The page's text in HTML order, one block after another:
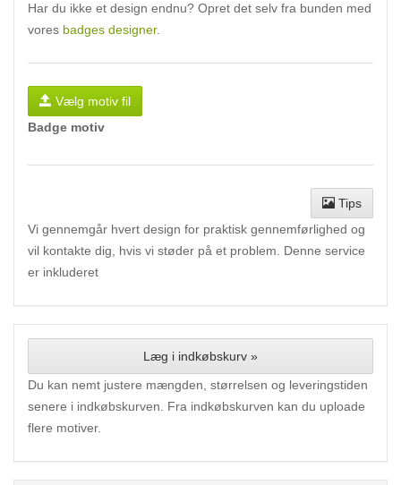
Har du ikke et design endnu? Opret det selv fra bunden med
vores badges designer.
Vælg motiv fil
Badge motiv
Tips
Vi gennemgår hvert design for praktisk gennemførlighed og
vil kontakte dig, hvis vi støder på et problem. Denne service
er inkluderet
Læg i indkøbskurv »
Du kan nemt justere mængden, størrelsen og leveringstiden
senere i indkøbskurven. Fra indkøbskurven kan du uploade
flere motiver.